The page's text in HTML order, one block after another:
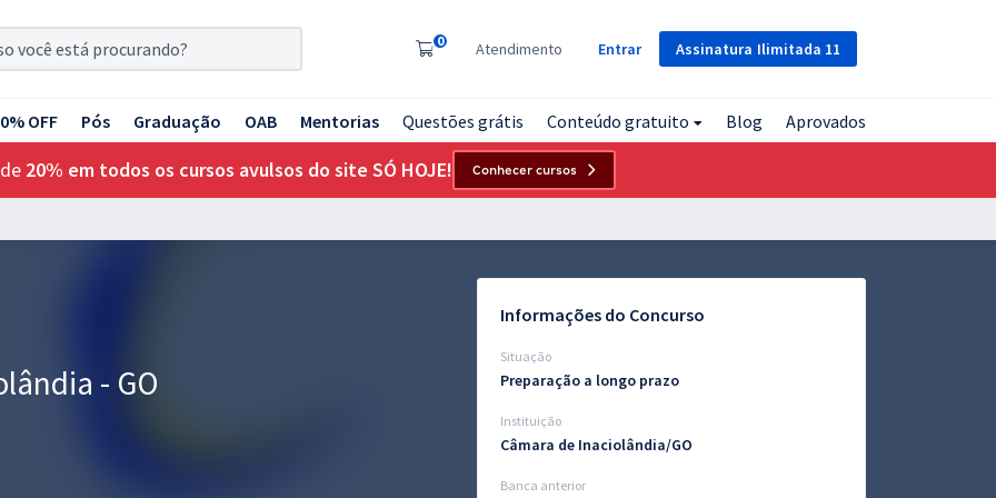
Assinatura Ilimitada 11
0 Atendimento Entrar
OFF Pós Graduação OAB Mentorias Questões grátis Conteúdo gratuito Blog Aprovados
20% em todos os cursos avulsos do site SÓ HOJE! Conhecer cursos
- GO
Informações do Concurso
Situação
Preparação a longo prazo
Instituição
Câmara de Inaciolândia/GO
Banca anterior